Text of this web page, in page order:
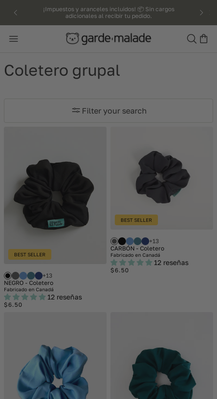
to
¡Impuestos y aranceles incluidos! 📦 Sin cargos
adicionales al recibir tu pedido.
Search
Coletero grupal
Filter your search
BEST SELLER
+13
NEGRO - Coletero
Fabricado en Canadá
12 reseñas
Regular
$6.50
BEST SELLER
+13
CARBÓN - Coletero
Fabricado en Canadá
12 reseñas
Regular
$6.50